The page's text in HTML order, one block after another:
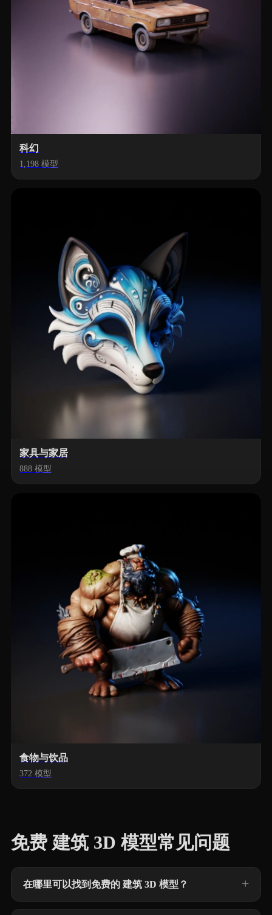
科幻
1,198 模型
家具与家居
888 模型
食物与饮品
372 模型
免费 建筑 3D 模型常见问题
在哪里可以找到免费的 建筑 3D 模型？